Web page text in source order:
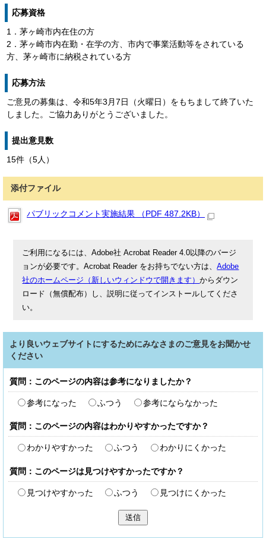
応募資格
1．茅ヶ崎市内在住の方
2．茅ヶ崎市内在勤・在学の方、市内で事業活動等をされている
方、茅ヶ崎市に納税されている方
応募方法
ご意見の募集は、令和5年3月7日（火曜日）をもちまして終了いた
しました。ご協力ありがとうございました。
提出意見数
15件（5人）
添付ファイル
パブリックコメント実施結果 （PDF 487.2KB）
ご利用になるには、Adobe社 Acrobat Reader 4.0以降のバージ
ョンが必要です。Acrobat Reader をお持ちでない方は、Adobe
社のホームページ（新しいウィンドウで開きます）からダウン
ロード（無償配布）し、説明に従ってインストールしてくださ
い。
より良いウェブサイトにするためにみなさまのご意見をお聞かせ
ください
質問：このページの内容は参考になりましたか？
参考になった ふつう 参考にならなかった
質問：このページの内容はわかりやすかったですか？
わかりやすかった ふつう わかりにくかった
質問：このページは見つけやすかったですか？
見つけやすかった ふつう 見つけにくかった
送信